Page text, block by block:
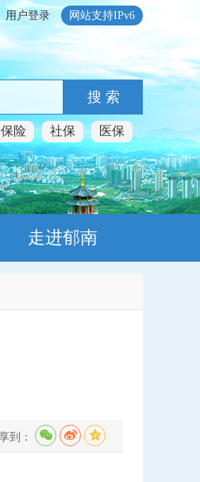
用户登录 网站支持IPv6
搜 索
险 社保 医保
走进郁南
到：